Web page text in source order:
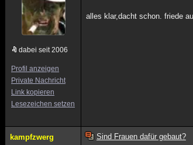
dabei seit 2006
Profil anzeigen
Private Nachricht
Link kopieren
Lesezeichen setzen
alles klar,dacht schon. friede
kampfzwerg Sind Frauen dafür gebaut?